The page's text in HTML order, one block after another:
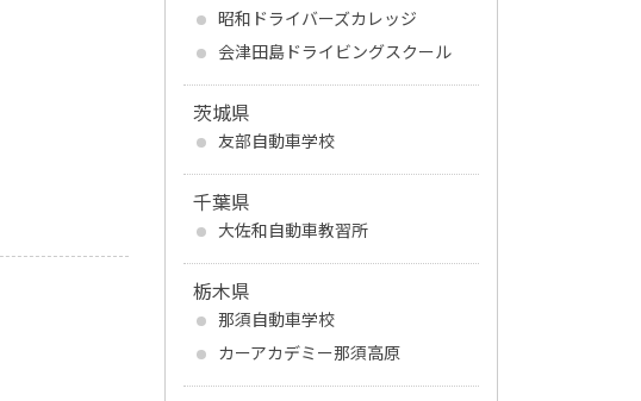
昭和ドライバーズカレッジ
会津田島ドライビングスクール
茨城県
友部自動車学校
千葉県
大佐和自動車教習所
栃木県
那須自動車学校
カーアカデミー那須高原